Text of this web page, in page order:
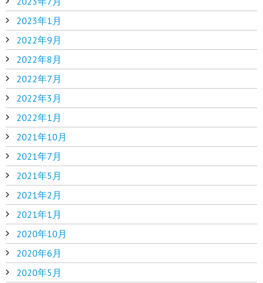
2023年1月
2022年9月
2022年8月
2022年7月
2022年3月
2022年1月
2021年10月
2021年7月
2021年5月
2021年2月
2021年1月
2020年10月
2020年6月
2020年5月